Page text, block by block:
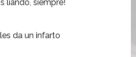
liando, siempre!
da un infarto